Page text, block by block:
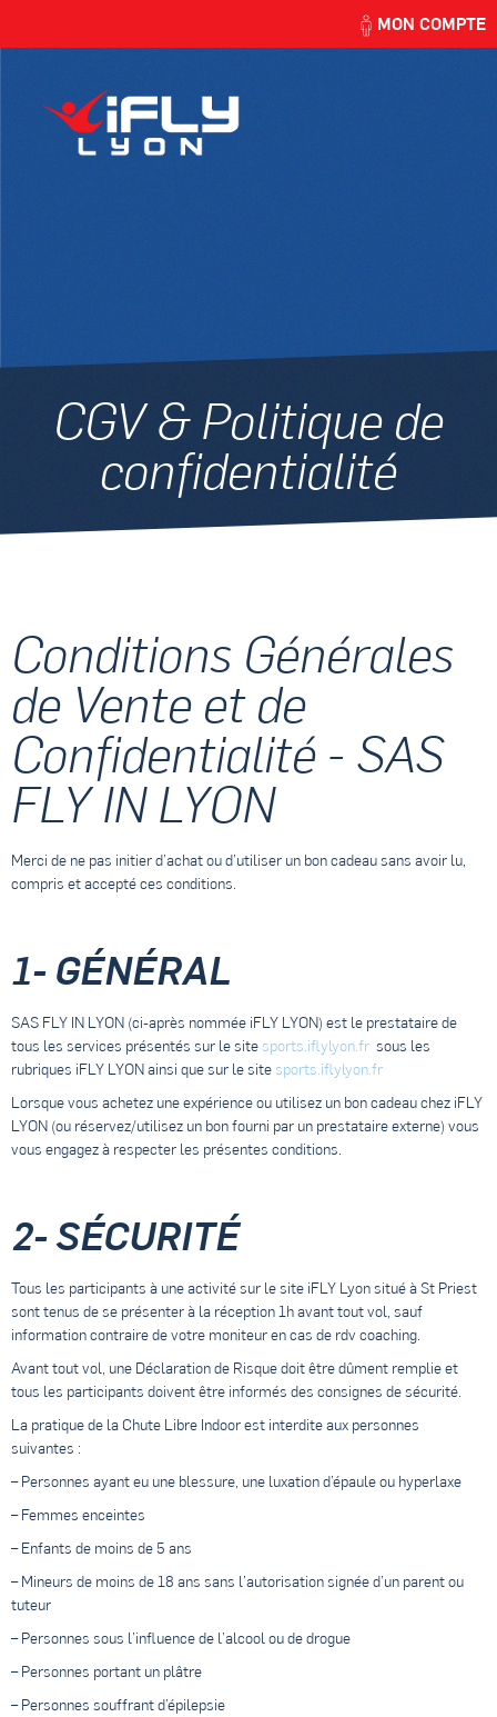
MON COMPTE
CGV & Politique de
confidentialité
Conditions Générales
de Vente et de
Confidentialité - SAS
FLY IN LYON
Merci de ne pas initier d’achat ou d’utiliser un bon cadeau sans avoir lu,
compris et accepté ces conditions.
1- GÉNÉRAL
SAS FLY IN LYON (ci-après nommée iFLY LYON) est le prestataire de
tous les services présentés sur le site sports.iflylyon.fr sous les
rubriques iFLY LYON ainsi que sur le site sports.iflylyon.fr
Lorsque vous achetez une expérience ou utilisez un bon cadeau chez iFLY
LYON (ou réservez/utilisez un bon fourni par un prestataire externe) vous
vous engagez à respecter les présentes conditions.
2- SÉCURITÉ
Tous les participants à une activité sur le site iFLY Lyon situé à St Priest
sont tenus de se présenter à la réception 1h avant tout vol, sauf
information contraire de votre moniteur en cas de rdv coaching.
Avant tout vol, une Déclaration de Risque doit être dûment remplie et
tous les participants doivent être informés des consignes de sécurité.
La pratique de la Chute Libre Indoor est interdite aux personnes
suivantes :
– Personnes ayant eu une blessure, une luxation d’épaule ou hyperlaxe
– Femmes enceintes
– Enfants de moins de 5 ans
– Mineurs de moins de 18 ans sans l’autorisation signée d’un parent ou
tuteur
– Personnes sous l’influence de l’alcool ou de drogue
– Personnes portant un plâtre
– Personnes souffrant d’épilepsie